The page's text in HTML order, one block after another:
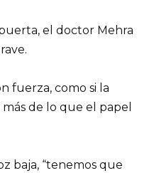
el doctor Mehra
fuerza, como si la
de lo que el papel
baja, “tenemos que